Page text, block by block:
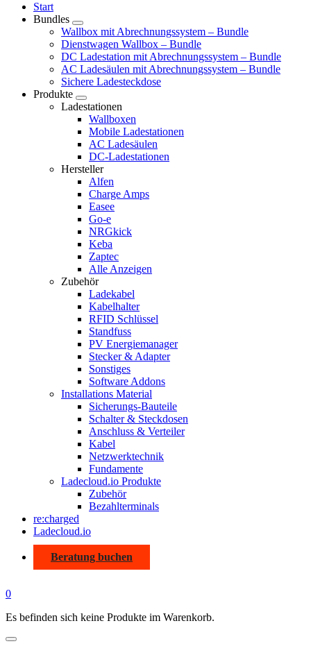
Start
Bundles
Wallbox mit Abrechnungssystem – Bundle
Dienstwagen Wallbox – Bundle
DC Ladestation mit Abrechnungssystem – Bundle
AC Ladesäulen mit Abrechnungssystem – Bundle
Sichere Ladesteckdose
Produkte
Ladestationen
Wallboxen
Mobile Ladestationen
AC Ladesäulen
DC-Ladestationen
Hersteller
Alfen
Charge Amps
Easee
Go-e
NRGkick
Keba
Zaptec
Alle Anzeigen
Zubehör
Ladekabel
Kabelhalter
RFID Schlüssel
Standfuss
PV Energiemanager
Stecker & Adapter
Sonstiges
Software Addons
Installations Material
Sicherungs-Bauteile
Schalter & Steckdosen
Anschluss & Verteiler
Kabel
Netzwerktechnik
Fundamente
Ladecloud.io Produkte
Zubehör
Bezahlterminals
re:charged
Ladecloud.io
Beratung buchen
0
Es befinden sich keine Produkte im Warenkorb.